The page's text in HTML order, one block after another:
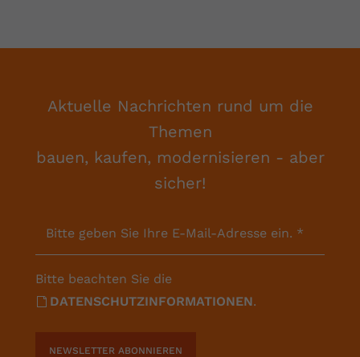
Aktuelle Nachrichten rund um die
Themen
bauen, kaufen, modernisieren - aber
sicher!
Bitte geben Sie Ihre E-Mail-Adresse ein. *
Bitte beachten Sie die
DATENSCHUTZINFORMATIONEN.
NEWSLETTER ABONNIEREN